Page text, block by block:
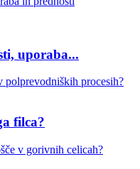
uporaba...
filca?